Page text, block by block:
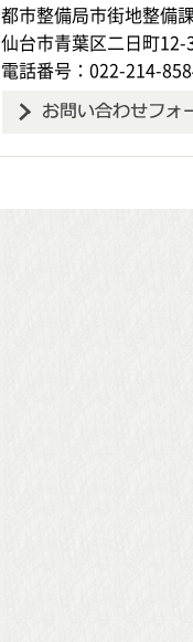
都市整備局市街地整備
仙台市青葉区二日町
電話番号：022-214-